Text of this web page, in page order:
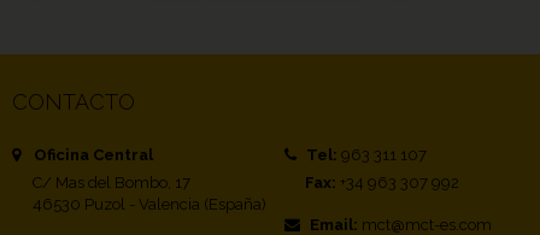
CONTACTO
Oficina Central
C/ Mas del Bombo, 17
46530 Puzol - Valencia (España)
Tel: 963 311 107
Fax: +34 963 307 992
Email: mct@mct-es.com